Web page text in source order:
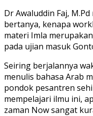
Dr Awaluddin Faj,
bertanya, kenapa
materi Imla
pada ujian masuk
Seiring berjalannya
menulis bahasa Arab
pondok pesantren
mempelajari ilmu ini,
zaman Now sangat